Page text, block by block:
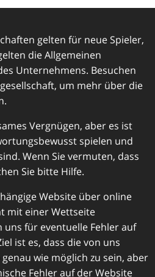
gelten für neue Spieler,
die Allgemeinen
Unternehmens. Besuchen
um mehr über die
Vergnügen, aber es ist
spielen und
Wenn Sie vermuten, dass
Sie bitte Hilfe.
Website über online
mit einer Wettseite
für eventuelle Fehler auf
ist es, dass die von uns
wie möglich zu sein, aber
Fehler auf der Website